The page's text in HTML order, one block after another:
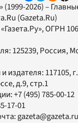
(1999-2026) –
(Gazeta.Ru)
, ОГРН
125239, Россия,
издателя: 117105, г.
д.9, стр.1
+7 (495) 785-00-12
17-01
gazeta@gazeta.ru